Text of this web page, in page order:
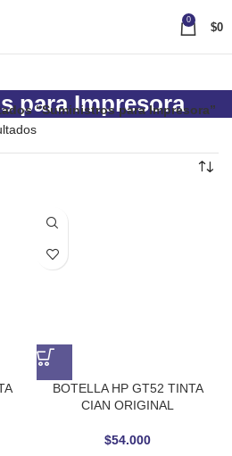
0
$0
para Impresora
“Suministros para Impresora”
BOTELLA HP GT52 TINTA
CIAN ORIGINAL
$54.000